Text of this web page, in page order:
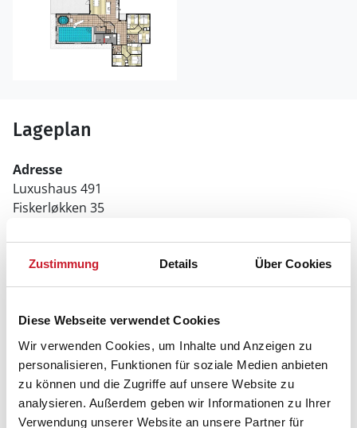
Zustimmung Details Über Cookies
Diese Webseite verwendet Cookies
Wir verwenden Cookies, um Inhalte und Anzeigen zu
personalisieren, Funktionen für soziale Medien anbieten
zu können und die Zugriffe auf unsere Website zu
analysieren. Außerdem geben wir Informationen zu Ihrer
Verwendung unserer Website an unsere Partner für
Lageplan
Adresse
Luxushaus 491
Fiskerløkken 35
6470 Sydals